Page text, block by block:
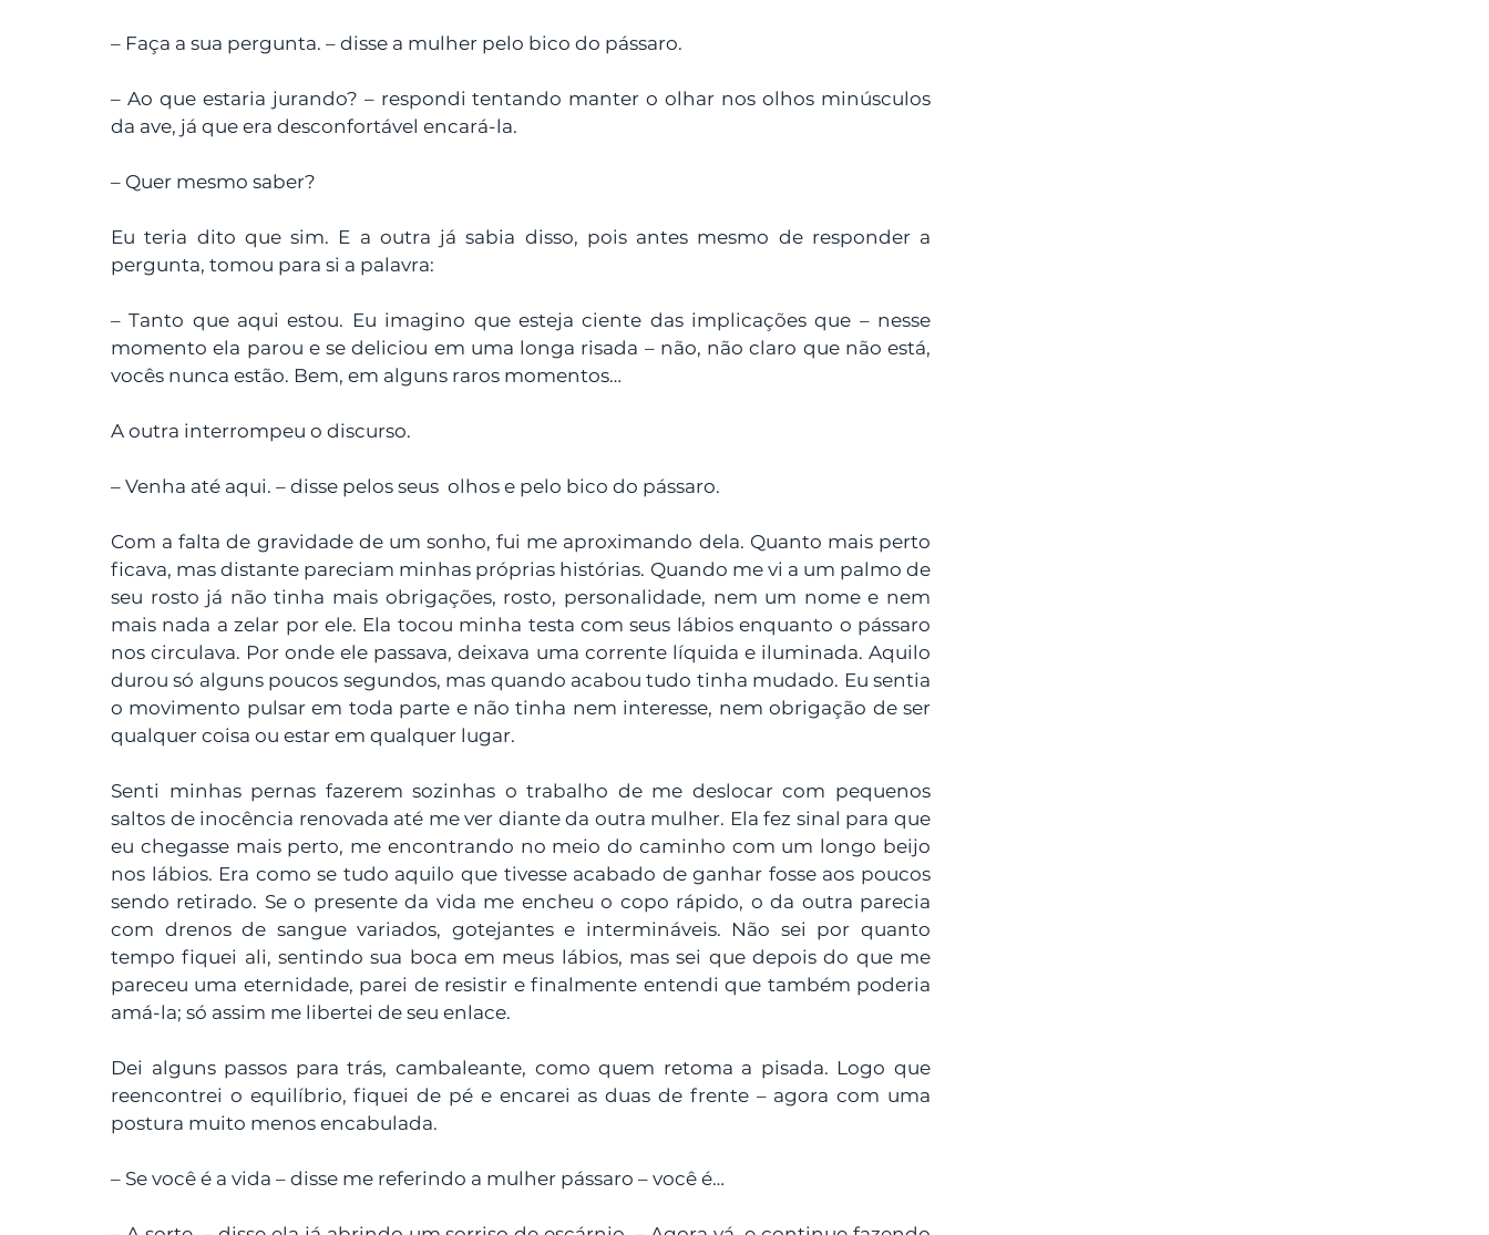
– Faça a sua pergunta. – disse a mulher pelo bico do pássaro.
– Ao que estaria jurando? – respondi tentando manter o olhar nos olhos minúsculos
da ave, já que era desconfortável encará-la.
– Quer mesmo saber?
Eu teria dito que sim. E a outra já sabia disso, pois antes mesmo de responder a
pergunta, tomou para si a palavra:
– Tanto que aqui estou. Eu imagino que esteja ciente das implicações que – nesse
momento ela parou e se deliciou em uma longa risada – não, não claro que não está,
vocês nunca estão. Bem, em alguns raros momentos…
A outra interrompeu o discurso.
– Venha até aqui. – disse pelos seus  olhos e pelo bico do pássaro.
Com a falta de gravidade de um sonho, fui me aproximando dela. Quanto mais perto
ficava, mas distante pareciam minhas próprias histórias. Quando me vi a um palmo de
seu rosto já não tinha mais obrigações, rosto, personalidade, nem um nome e nem
mais nada a zelar por ele. Ela tocou minha testa com seus lábios enquanto o pássaro
nos circulava. Por onde ele passava, deixava uma corrente líquida e iluminada. Aquilo
durou só alguns poucos segundos, mas quando acabou tudo tinha mudado. Eu sentia
o movimento pulsar em toda parte e não tinha nem interesse, nem obrigação de ser
qualquer coisa ou estar em qualquer lugar.
Senti minhas pernas fazerem sozinhas o trabalho de me deslocar com pequenos
saltos de inocência renovada até me ver diante da outra mulher. Ela fez sinal para que
eu chegasse mais perto, me encontrando no meio do caminho com um longo beijo
nos lábios. Era como se tudo aquilo que tivesse acabado de ganhar fosse aos poucos
sendo retirado. Se o presente da vida me encheu o copo rápido, o da outra parecia
com drenos de sangue variados, gotejantes e intermináveis. Não sei por quanto
tempo fiquei ali, sentindo sua boca em meus lábios, mas sei que depois do que me
pareceu uma eternidade, parei de resistir e finalmente entendi que também poderia
amá-la; só assim me libertei de seu enlace.
Dei alguns passos para trás, cambaleante, como quem retoma a pisada. Logo que
reencontrei o equilíbrio, fiquei de pé e encarei as duas de frente – agora com uma
postura muito menos encabulada.
– Se você é a vida – disse me referindo a mulher pássaro – você é…